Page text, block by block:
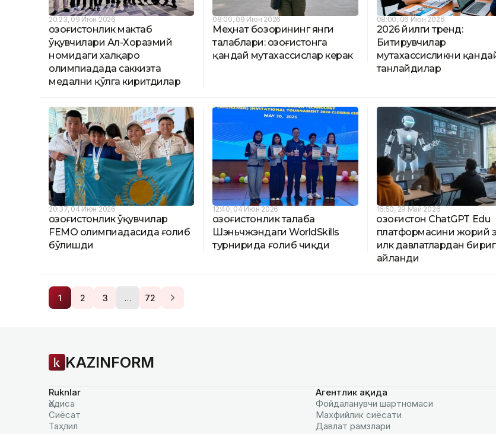
20:23, 09 Июн 2026
Қозоғистонлик мактаб
ўқувчилари Ал-Хоразмий
номидаги халқаро
олимпиадада саккизта
медални қўлга киритдилар
08:00, 09 Июн 2026
Меҳнат бозорининг янги
талаблари: Қозоғистонга
қандай мутахассислар керак
08:00, 06 Июн 2026
2026 йилги тренд:
Битирувчилар
мутахассисликни
танлайдилар
20:37, 04 Июн 2026
Қозоғистонлик ўқувчилар
FEMO олимпиадасида ғолиб
бўлишди
12:40, 04 Июн 2026
Қозоғистонлик талаба
Шэньчжэндаги WorldSkills
турнирида ғолиб чиқди
16:50, 29 Май 2026
Қозоғистон ChatGPT Edu
платформасини жорий
илк давлатлардан
айланди
1 2 3 … 72
KAZINFORM
Ruknlar
Ҳодиса
Сиёсат
Таҳлил
Агентлик ҳақида
Фойдаланувчи шартномаси
Махфийлик сиёсати
Давлат рамзлари